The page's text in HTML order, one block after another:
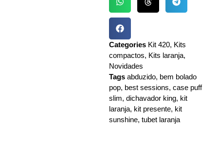
Categories Kit 420, Kits
compactos, Kits laranja,
Novidades
Tags abduzido, bem bolado
pop, best sessions, case puff
slim, dichavador king, kit
laranja, kit presente, kit
sunshine, tubet laranja